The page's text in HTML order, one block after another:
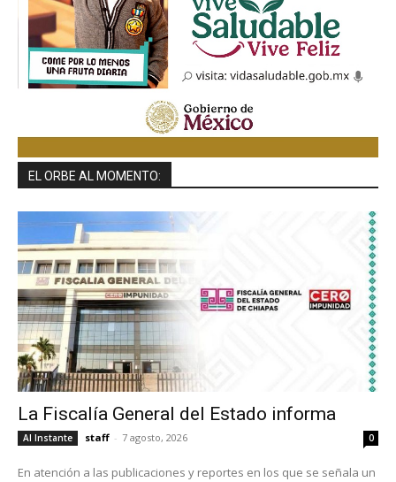
EL ORBE AL MOMENTO:
La Fiscalía General del Estado informa
Al Instante staff - 7 agosto, 2026 0
En atención a las publicaciones y reportes en los que se señala un